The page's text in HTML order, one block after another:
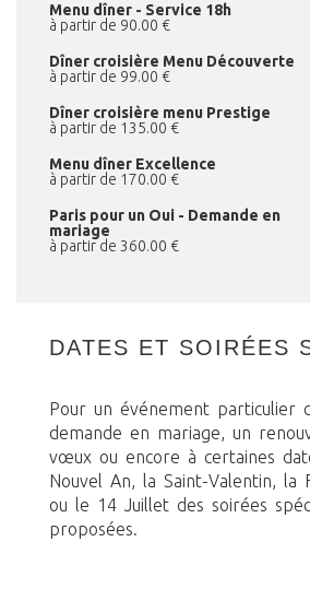
Menu dîner - Service 18h
à partir de 90.00 €
Dîner croisière Menu Découverte
à partir de 99.00 €
Dîner croisière menu Prestige
à partir de 135.00 €
Menu dîner Excellence
à partir de 170.00 €
Paris pour un Oui - Demande en
mariage
à partir de 360.00 €
DATES ET SOIRÉES
Pour un événement particulier
demande en mariage, un
vœux ou encore à certaines
Nouvel An, la Saint-Valentin, la
ou le 14 Juillet des soirées
proposées.